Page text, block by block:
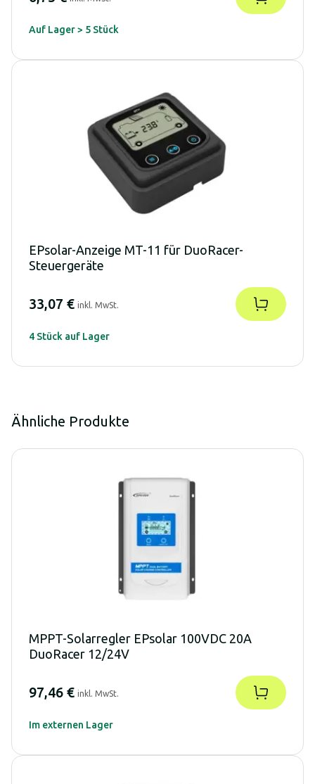
Auf Lager > 5 Stück
EPsolar-Anzeige MT-11 für DuoRacer-
Steuergeräte
33,07 € inkl. MwSt.
4 Stück auf Lager
Ähnliche Produkte
MPPT-Solarregler EPsolar 100VDC 20A
DuoRacer 12/24V
97,46 € inkl. MwSt.
Im externen Lager